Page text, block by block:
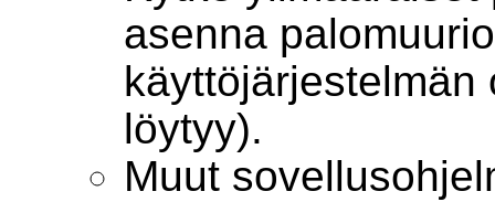
asenna
käyttöjärjestelmän
löytyy).
Muut